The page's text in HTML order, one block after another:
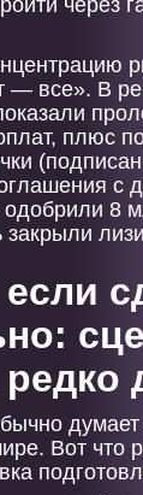
через
— все». В
плюс
с
одобрили 8
Вот что